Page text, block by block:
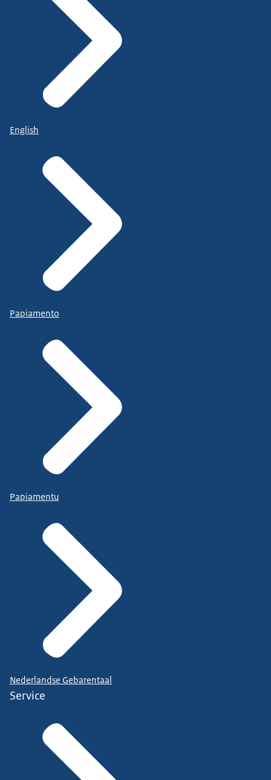
English
Papiamento
Papiamentu
Nederlandse Gebarentaal
Service